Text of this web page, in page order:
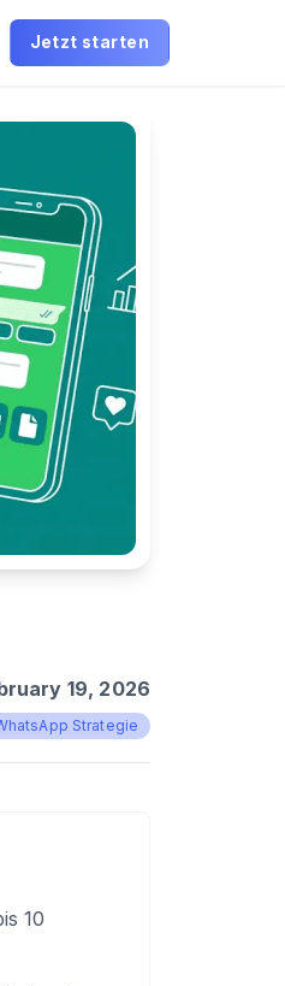
Jetzt starten
19, 2026
Strategie
10